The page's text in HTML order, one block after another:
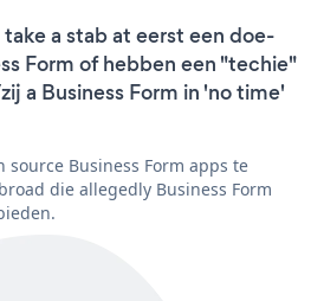
a stab at eerst een doe-
Form of hebben een "techie"
a Business Form in 'no time'
Business Form apps te
die allegedly Business Form